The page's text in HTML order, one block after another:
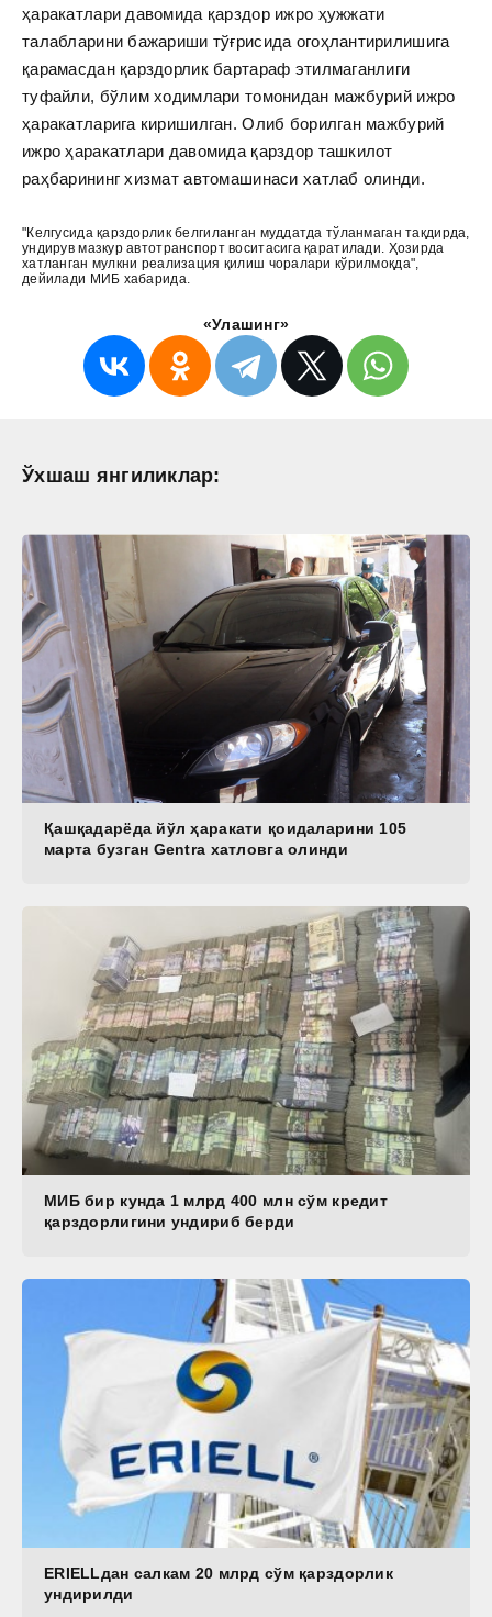
ҳаракатлари давомида қарздор ижро ҳужжати
талабларини бажариши тўғрисида огоҳлантирилишига
қарамасдан қарздорлик бартараф этилмаганлиги
туфайли, бўлим ходимлари томонидан мажбурий ижро
ҳаракатларига киришилган.Олиб борилган мажбурий
ижро ҳаракатлари давомида қарздор ташкилот
раҳбарининг хизмат автомашинаси хатлаб олинди.
"Келгусида қарздорлик белгиланган муддатда тўланмаган тақдирда,
ундирув мазкур автотранспорт воситасига қаратилади. Ҳозирда
хатланган мулкни реализация қилиш чоралари кўрилмоқда",
дейилади МИБ хабарида.
«Улашинг»
Ўхшаш янгиликлар:
Қашқадарёда йўл ҳаракати қоидаларини 105
марта бузган Gentra хатловга олинди
МИБ бир кунда 1 млрд 400 млн сўм кредит
қарздорлигини ундириб берди
ERIELLдан салкам 20 млрд сўм қарздорлик
ундирилди